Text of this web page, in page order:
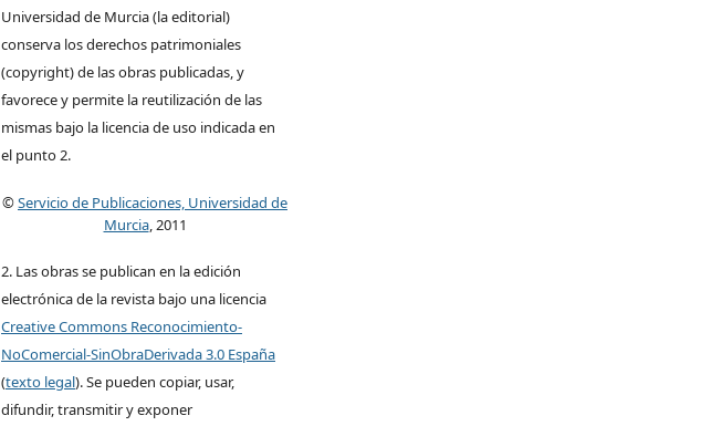
Universidad de Murcia (la editorial)
conserva los derechos patrimoniales
(copyright) de las obras publicadas, y
favorece y permite la reutilización de las
mismas bajo la licencia de uso indicada en
el punto 2.
©Servicio de Publicaciones, Universidad de
Murcia, 2011
2. Las obras se publican en la edición
electrónica de la revista bajo una licencia
Creative Commons Reconocimiento-
NoComercial-SinObraDerivada 3.0 España
(texto legal). Se pueden copiar, usar,
difundir, transmitir y exponer